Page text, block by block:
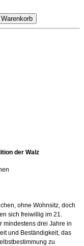
der Walz
ohne Wohnsitz, doch
sich freiwillig im 21.
mindestens drei Jahre in
und Beständigkeit, das
zu